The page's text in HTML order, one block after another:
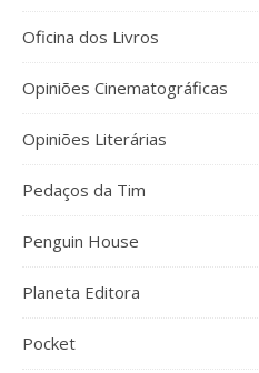
Oficina dos Livros
Opiniões Cinematográficas
Opiniões Literárias
Pedaços da Tim
Penguin House
Planeta Editora
Pocket